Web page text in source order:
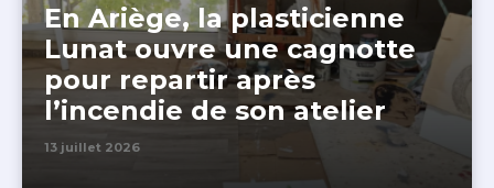
En Ariège, la plasticienne
Lunat ouvre une cagnotte
pour repartir après
l’incendie de son atelier
13 juillet 2026